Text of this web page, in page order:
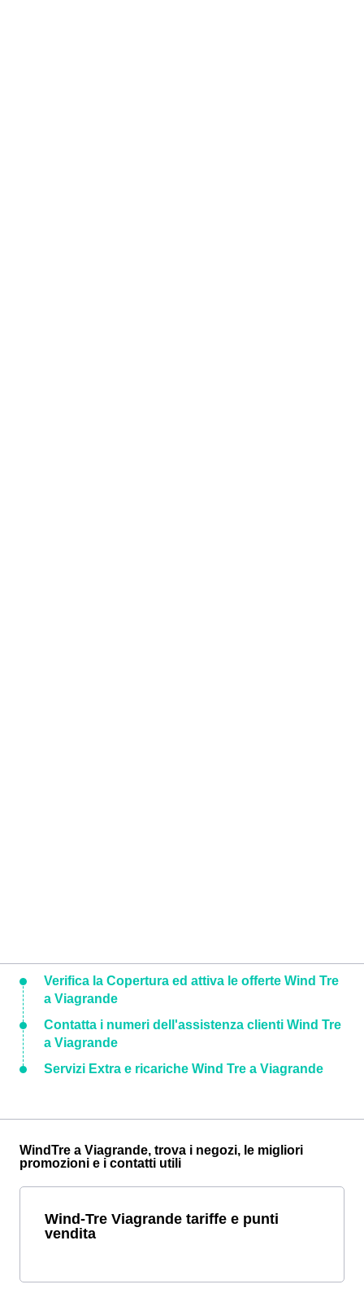
Verifica la Copertura ed attiva le offerte Wind Tre
a Viagrande
Contatta i numeri dell'assistenza clienti Wind Tre
a Viagrande
Servizi Extra e ricariche Wind Tre a Viagrande
WindTre a Viagrande, trova i negozi, le migliori
promozioni e i contatti utili
Wind-Tre Viagrande tariffe e punti
vendita